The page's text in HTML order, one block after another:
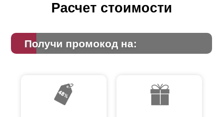
Расчет стоимости
Получи промокод на: